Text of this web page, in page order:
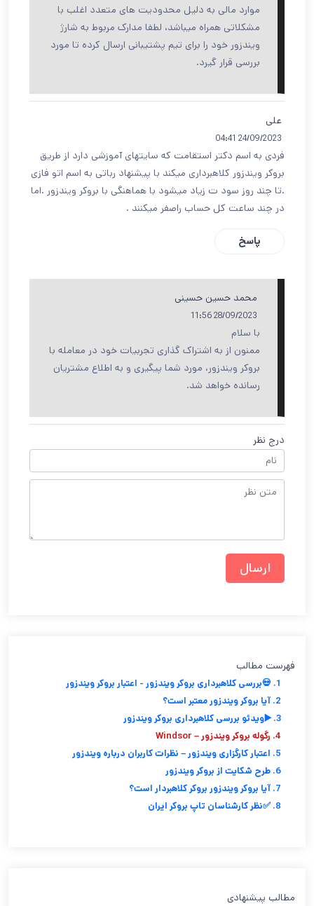
موارد مالی به دلیل محدودیت های متعدد اغلب با
مشکلاتی همراه میباشد، لطفا مدارک مربوط به شارژ
ویندزور خود را برای تیم پشتیبانی ارسال کرده تا مورد
بررسی قرار گیرد.
علی
24/09/2023 04:41
فردی به اسم دکتر استقامت که سایتهای آموزشی دارد از طریق
بروکر ویندزور کلاهبرداری میکند با پیشنهاد رباتی به اسم اتو فازی
.تا چند روز سود ت زیاد میشود با هماهنگی با بروکر ویندزور .اما
در چند ساعت کل حساب راصفر میکنند .
پاسخ
محمد حسین حسینی
28/09/2023 11:56
با سلام
ممنون از به اشتراک گذاری تجربیات خود در معامله با
بروکر ویندزور، مورد شما پیگیری و به اطلاع مشتریان
رسانده خواهد شد.
درج نظر
فهرست مطالب
1. 💀بررسی کلاهبرداری بروکر ویندزور - اعتبار بروکر ویندزور
2. آیا بروکر ویندزور معتبر است؟
3. ▶️ویدئو بررسی کلاهبرداری بروکر ویندزور
4. رگوله بروکر ویندزور – Windsor
5. اعتبار کارگزاری ویندزور – نظرات کاربران درباره ویندزور
6. طرح شکایت از بروکر ویندزور
7. آیا بروکر ویندزور بروکر کلاهبردار است؟
8. ✅نظر کارشناسان تاپ بروکر ایران
مطالب پیشنهادی